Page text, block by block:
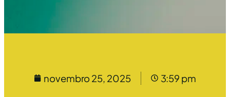
novembro 25, 2025 3:59 pm